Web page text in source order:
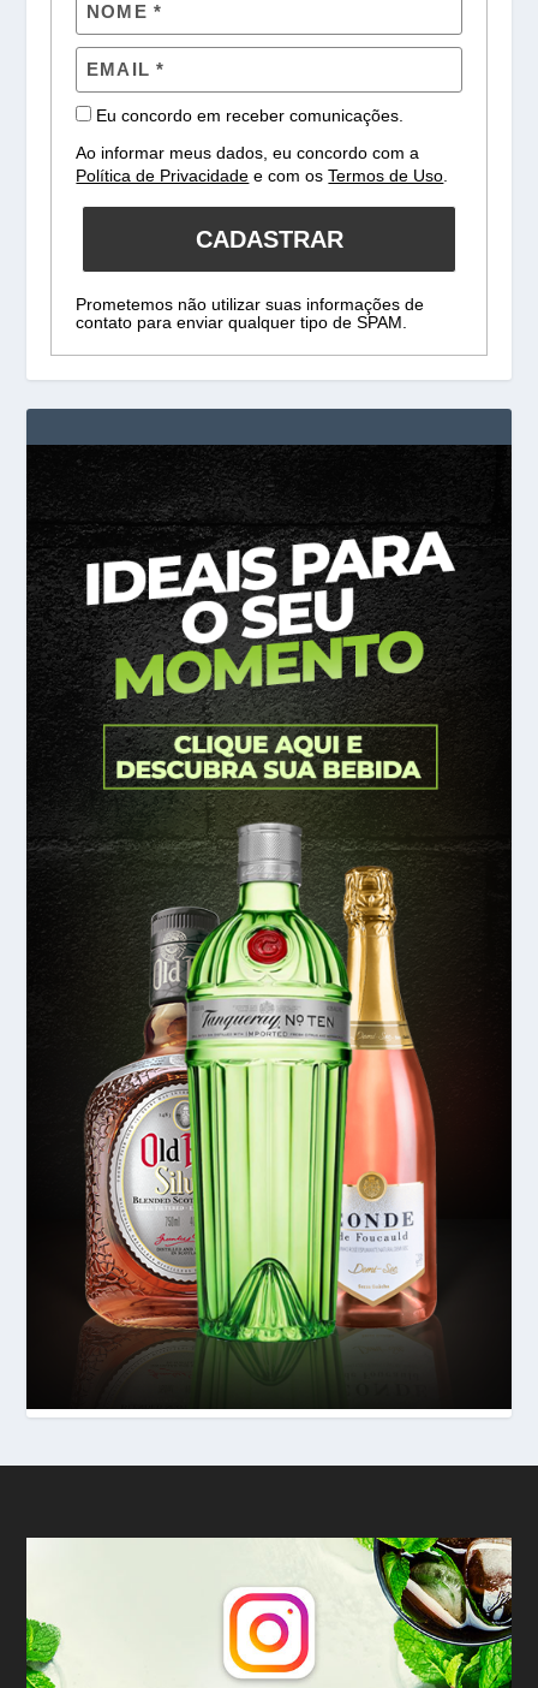
Eu concordo em receber comunicações.
Ao informar meus dados, eu concordo com a
Política de Privacidade e com osTermos de Uso
CADASTRAR
Prometemos não utilizar suas informações de
contato para enviar qualquer tipo de SPAM.